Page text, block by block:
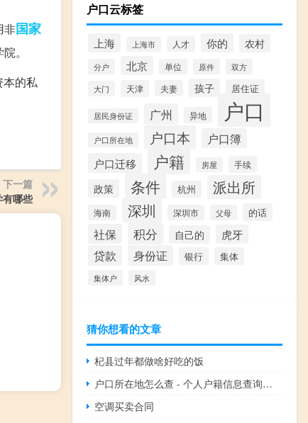
非国家
。
的私
下一篇
有哪些
户口云标签
上海 上海市 人才 你的 农村
分户 北京 单位 原件
双方
大门
天津 夫妻 孩子 居住证
居民身份证 广州 异地 户口
户口所在地 户口本
户口簿
户口迁移
户籍 房屋 手续
政策 条件 杭州 派出所
海南 深圳 深圳市 父母 的话
社保 积分 自己的 虎牙
贷款 身份证 银行 集体
集体户 风水
猜你想看的文章
杞县过年都做啥好吃的饭
户口所在地怎么查 - 个人户籍信息查询系统
空调买卖合同